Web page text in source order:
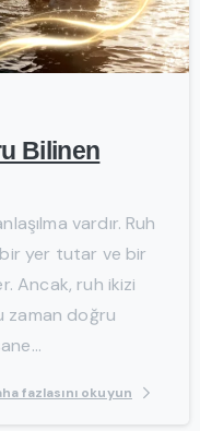
-
Bilinen
vardır. Ruh
bir yer tutar ve bir
Ancak, ruh ikizi
zaman doğru
fazlasını okuyun